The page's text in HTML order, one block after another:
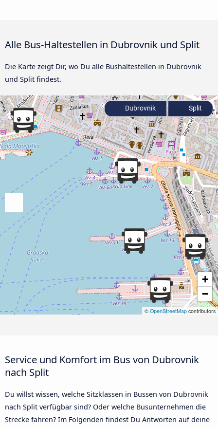
Alle Bus-Haltestellen in Dubrovnik und Split
Die Karte zeigt Dir, wo Du alle Bushaltestellen in Dubrovnik
und Split findest.
+
−
© OpenStreetMap contributors
Dubrovnik Split
Service und Komfort im Bus von Dubrovnik
nach Split
Du willst wissen, welche Sitzklassen in Bussen von Dubrovnik
nach Split verfügbar sind? Oder welche Busunternehmen die
Strecke fahren? Im Folgenden findest Du Antworten auf deine